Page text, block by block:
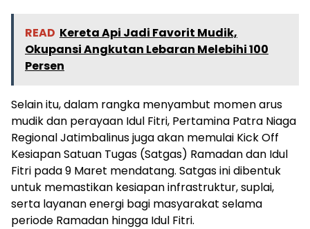
READ Kereta Api Jadi Favorit Mudik,
Okupansi Angkutan Lebaran Melebihi 100
Persen
Selain itu, dalam rangka menyambut momen arus
mudik dan perayaan Idul Fitri, Pertamina Patra Niaga
Regional Jatimbalinus juga akan memulai Kick Off
Kesiapan Satuan Tugas (Satgas) Ramadan dan Idul
Fitri pada 9 Maret mendatang. Satgas ini dibentuk
untuk memastikan kesiapan infrastruktur, suplai,
serta layanan energi bagi masyarakat selama
periode Ramadan hingga Idul Fitri.